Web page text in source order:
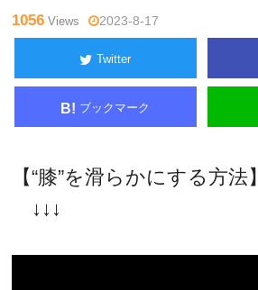
1056 Views 2023-8-17
Twitter
B! ブックマーク
【“膝”を滑らかにする方法】
↓↓↓